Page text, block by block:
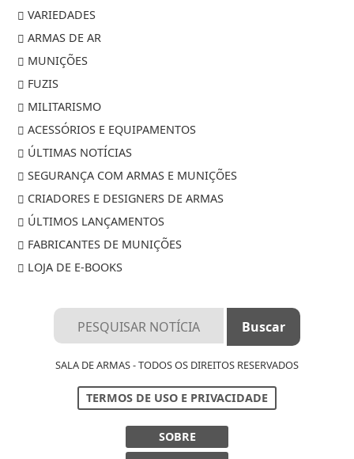
VARIEDADES
ARMAS DE AR
MUNIÇÕES
FUZIS
MILITARISMO
ACESSÓRIOS E EQUIPAMENTOS
ÚLTIMAS NOTÍCIAS
SEGURANÇA COM ARMAS E MUNIÇÕES
CRIADORES E DESIGNERS DE ARMAS
ÚLTIMOS LANÇAMENTOS
FABRICANTES DE MUNIÇÕES
LOJA DE E-BOOKS
SALA DE ARMAS - TODOS OS DIREITOS RESERVADOS
TERMOS DE USO E PRIVACIDADE
SOBRE
Termos de Uso e Privacidade
Esse site utiliza cookies para melhorar sua
experiência de navegação. Ao continuar o acesso,
entendemos que você concorda com nossos Termos
de Uso e Privacidade.
PARA MAIS INFORMAÇÕES,ACESSE NOSSOS TERMOS